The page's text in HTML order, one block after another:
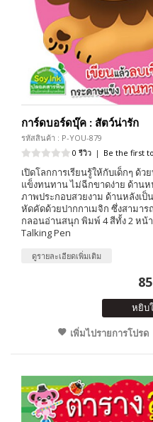
การ์ดบอร์ดบุ๊ค : สัตว์น่ารัก
รหัสสินค้า : P-YOU-879
0 รีวิว | Be the first
เปิดโลกการเรียนรู้ให้กับเด็กๆ ด้
แข็งทนทาน ไม่ฉีกขาดง่าย ด้าน
ภาพประกอบสวยงาม ด้านหลังเ
หัดคัดด้วยปากกาเมจิก ซึ่งสามาร
กลอนอ่านสนุก พิมพ์ 4 สีทั้ง 2 หน้
Talking Pen
ดูรายละเอียดเพิ่มเติม
หยิบ
เพิ่มไปรายการโปรด